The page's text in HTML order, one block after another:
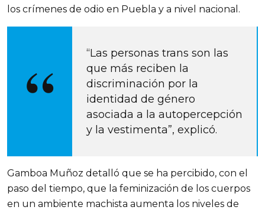
los crímenes de odio en Puebla y a nivel nacional.
“Las personas trans son las
que más reciben la
discriminación por la
identidad de género
asociada a la autopercepción
y la vestimenta”, explicó.
Gamboa Muñoz detalló que se ha percibido, con el
paso del tiempo, que la feminización de los cuerpos
en un ambiente machista aumenta los niveles de